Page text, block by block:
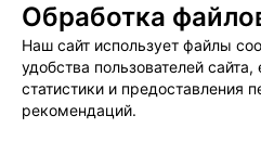
Tattoo Studio
Обработка
Наш сайт использует файлы
удобства пользователей
статистики и предоставления
рекомендаций.